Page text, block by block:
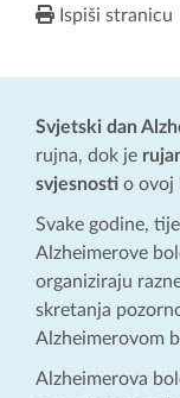
Ispiši stranicu
Svjetski dan
rujna, dok je
svjesnosti o ovoj
Svake godine,
Alzheimerove
organiziraju
skretanja
Alzheimerovom
Alzheimerova